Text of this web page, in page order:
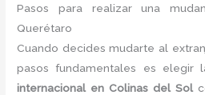
Pasos para realizar una
Querétaro
Cuando decides mudarte al
pasos fundamentales es elegir
internacional en Colinas del Sol